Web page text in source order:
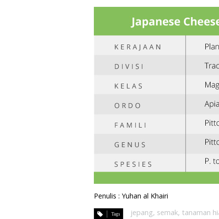
Penulis : Yuhan al Khairi
jepang, semak, tanaman